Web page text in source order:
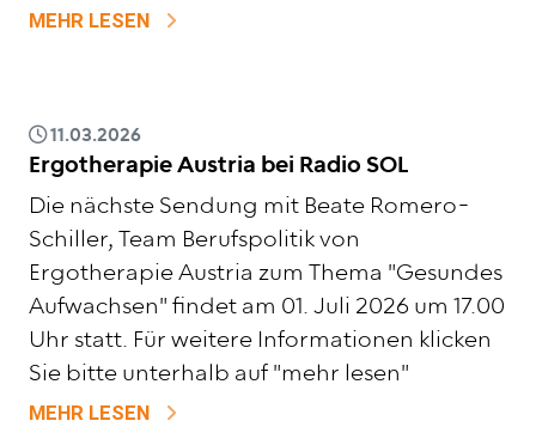
MEHR LESEN ZU FACHTAGUNG 2026
11.03.2026
Ergotherapie Austria bei Radio SOL
Die nächste Sendung mit Beate Romero-
Schiller, Team Berufspolitik von
Ergotherapie Austria zum Thema "Gesundes
Aufwachsen" findet am 01. Juli 2026 um 17.00
Uhr statt. Für weitere Informationen klicken
Sie bitte unterhalb auf "mehr lesen"
MEHR LESEN ZU ERGOTHERAPIE AUSTRIA BEI RADIO